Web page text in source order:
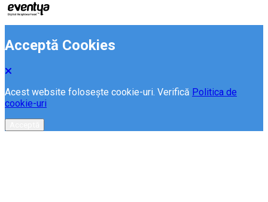
Acceptă Cookies
Acest website folosește cookie-uri. Verifică Politica de
cookie-uri